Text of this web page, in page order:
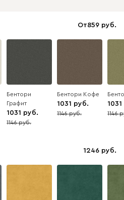
От859
Бентори
Графит
1031
10
1146
Бентори Кофе
1031
10
1146
1031
10
1146
1246